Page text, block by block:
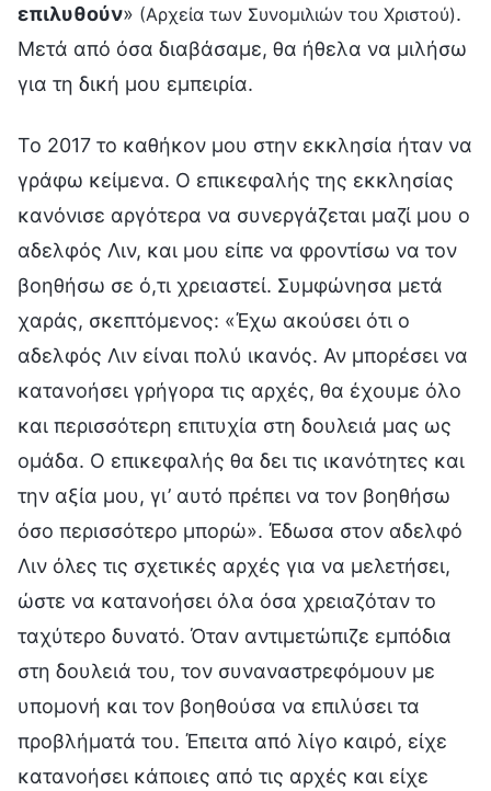
επιλυθούν» (Αρχεία των Συνομιλιών του Χριστού).
Μετά από όσα διαβάσαμε, θα ήθελα να μιλήσω
για τη δική μου εμπειρία.
Το 2017 το καθήκον μου στην εκκλησία ήταν να
γράφω κείμενα. Ο επικεφαλής της εκκλησίας
κανόνισε αργότερα να συνεργάζεται μαζί μου ο
αδελφός Λιν, και μου είπε να φροντίσω να τον
βοηθήσω σε ό,τι χρειαστεί. Συμφώνησα μετά
χαράς, σκεπτόμενος: «Έχω ακούσει ότι ο
αδελφός Λιν είναι πολύ ικανός. Αν μπορέσει να
κατανοήσει γρήγορα τις αρχές, θα έχουμε όλο
και περισσότερη επιτυχία στη δουλειά μας ως
ομάδα. Ο επικεφαλής θα δει τις ικανότητες και
την αξία μου, γι’ αυτό πρέπει να τον βοηθήσω
όσο περισσότερο μπορώ». Έδωσα στον αδελφό
Λιν όλες τις σχετικές αρχές για να μελετήσει,
ώστε να κατανοήσει όλα όσα χρειαζόταν το
ταχύτερο δυνατό. Όταν αντιμετώπιζε εμπόδια
στη δουλειά του, τον συναναστρεφόμουν με
υπομονή και τον βοηθούσα να επιλύσει τα
προβλήματά του. Έπειτα από λίγο καιρό, είχε
κατανοήσει κάποιες από τις αρχές και είχε